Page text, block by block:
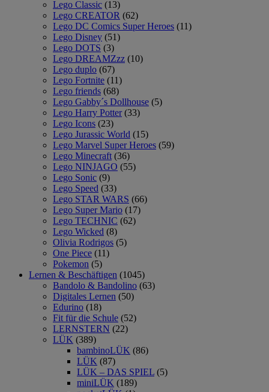
Lego Classic (13)
Lego CREATOR (62)
Lego DC Comics Super Heroes (11)
Lego Disney (51)
Lego DOTS (3)
Lego DREAMZzz (10)
Lego duplo (67)
Lego Fortnite (11)
Lego friends (68)
Lego Gabby´s Dollhouse (5)
Lego Harry Potter (33)
Lego Icons (23)
Lego Jurassic World (15)
Lego Marvel Super Heroes (59)
Lego Minecraft (36)
Lego NINJAGO (55)
Lego Sonic (9)
Lego Speed (33)
Lego STAR WARS (66)
Lego Super Mario (17)
Lego TECHNIC (62)
Lego Wicked (8)
Olivia Rodrigos (5)
One Piece (11)
Pokemon (5)
Lernen & Beschäftigen (1045)
Bandolo & Bandolino (63)
Digitales Lernen (50)
Edurino (18)
Fit für die Schule (52)
LERNSTERN (22)
LÜK (389)
bambinoLÜK (86)
LÜK (87)
LÜK – DAS SPIEL (5)
miniLÜK (189)